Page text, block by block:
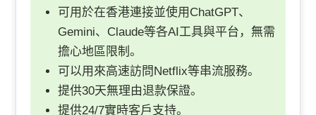
可用於在香港連接並使用ChatGPT、
Gemini、Claude等各AI工具與平台，無需
擔心地區限制。
可以用來高速訪問Netflix等串流服務。
提供30天無理由退款保證。
提供24/7實時客戶支持。